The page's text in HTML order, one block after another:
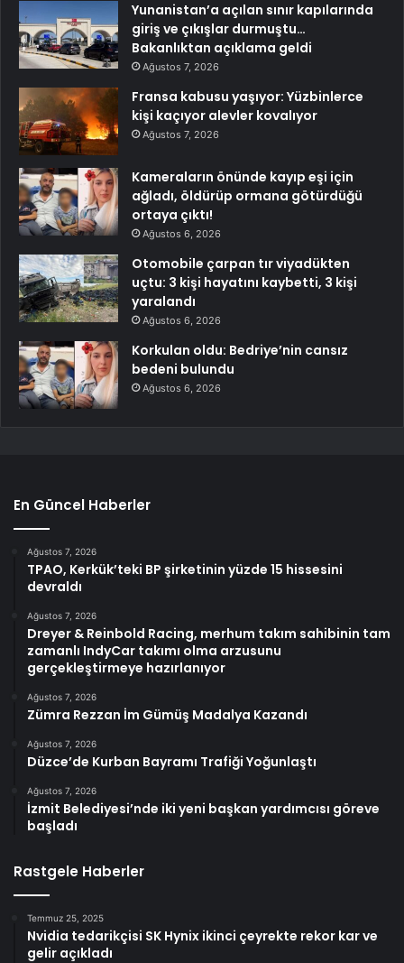
Yunanistan’a açılan sınır kapılarında
giriş ve çıkışlar durmuştu…
Bakanlıktan açıklama geldi
Ağustos 7, 2026
Fransa kabusu yaşıyor: Yüzbinlerce
kişi kaçıyor alevler kovalıyor
Ağustos 7, 2026
Kameraların önünde kayıp eşi için
ağladı, öldürüp ormana götürdüğü
ortaya çıktı!
Ağustos 6, 2026
Otomobile çarpan tır viyadükten
uçtu: 3 kişi hayatını kaybetti, 3 kişi
yaralandı
Ağustos 6, 2026
Korkulan oldu: Bedriye’nin cansız
bedeni bulundu
Ağustos 6, 2026
En Güncel Haberler
Ağustos 7, 2026
TPAO, Kerkük’teki BP şirketinin yüzde 15 hissesini
devraldı
Ağustos 7, 2026
Dreyer & Reinbold Racing, merhum takım sahibinin tam
zamanlı IndyCar takımı olma arzusunu
gerçekleştirmeye hazırlanıyor
Ağustos 7, 2026
Zümra Rezzan İm Gümüş Madalya Kazandı
Ağustos 7, 2026
Düzce’de Kurban Bayramı Trafiği Yoğunlaştı
Ağustos 7, 2026
İzmit Belediyesi’nde iki yeni başkan yardımcısı göreve
başladı
Rastgele Haberler
Temmuz 25, 2025
Nvidia tedarikçisi SK Hynix ikinci çeyrekte rekor kar ve
gelir açıkladı